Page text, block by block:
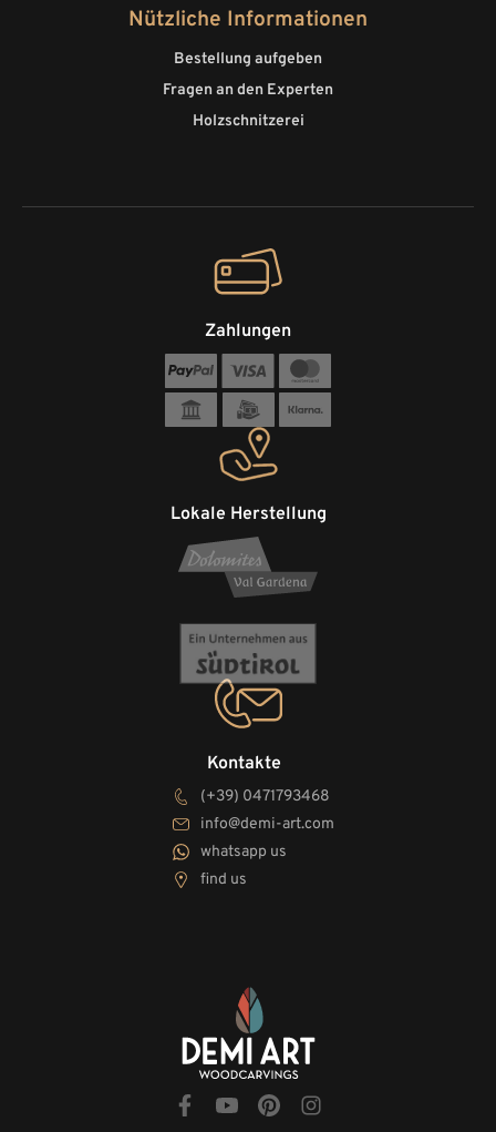
Nützliche Informationen
Bestellung aufgeben
Fragen an den Experten
Holzschnitzerei
Kontakte
(+39) 0471793468
info@demi-art.com
whatsapp us
find us
Lokale Herstellung
Zahlungen